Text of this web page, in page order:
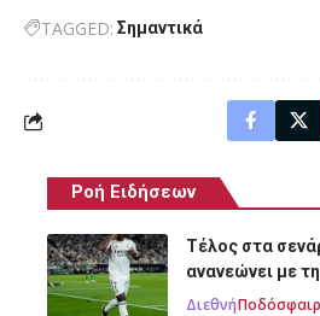
TAGGED: Σημαντικά
Ροή Ειδήσεων
Τέλος στα
ανανεώνει με
Διεθνή